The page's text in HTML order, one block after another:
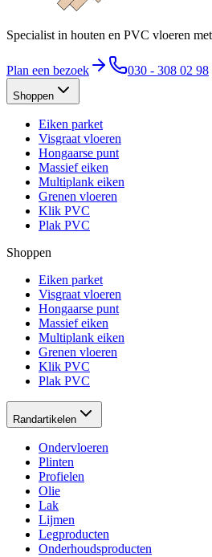
Specialist in houten en PVC vloeren
Plan een bezoek 030 - 308 02 98
Shoppen
Eiken parket
Visgraat vloeren
Hongaarse punt
Massief eiken
Multiplank eiken
Grenen vloeren
Klik PVC
Plak PVC
Shoppen
Eiken parket
Visgraat vloeren
Hongaarse punt
Massief eiken
Multiplank eiken
Grenen vloeren
Klik PVC
Plak PVC
Randartikelen
Ondervloeren
Plinten
Profielen
Olie
Lak
Lijmen
Legproducten
Onderhoudsproducten